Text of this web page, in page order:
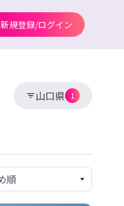
新規登録/ログイン
山口県 1